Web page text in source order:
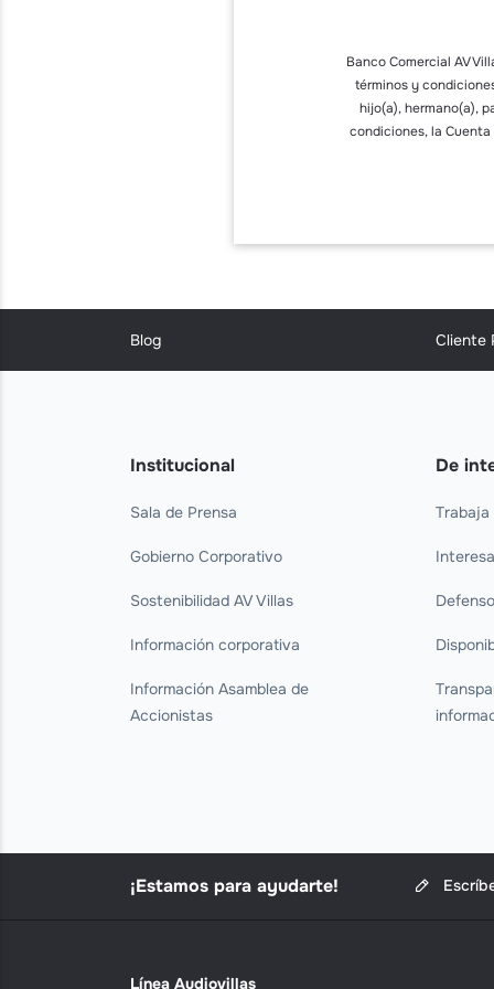
Banco Comercial AV
términos y
hijo(a), hermano(a),
condiciones, la
Blog Cliente
Institucional
Sala de Prensa
Gobierno Corporativo
Sostenibilidad AV Villas
Información corporativa
Información Asamblea de
Accionistas
De
¡Estamos para ayudarte!
Línea Audiovillas